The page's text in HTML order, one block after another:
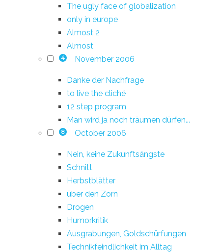
The ugly face of globalization
only in europe
Almost 2
Almost
4 November 2006
Danke der Nachfrage
to live the cliché
12 step program
Man wird ja noch träumen dürfen...
8 October 2006
Nein, keine Zukunftsängste
Schnitt
Herbstblätter
über den Zorn
Drogen
Humorkritik
Ausgrabungen, Goldschürfungen
Technikfeindlichkeit im Alltag